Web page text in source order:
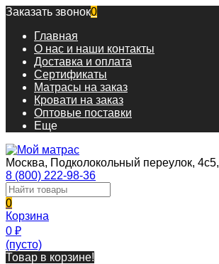
Заказать звонок0
Главная
О нас и наши контакты
Доставка и оплата
Сертификаты
Матрасы на заказ
Кровати на заказ
Оптовые поставки
Еще
Москва, Подколокольный переулок, 4с5,
8 (800) 222-98-36
0
Корзина
0 ₽
(пусто)
Товар в корзине!